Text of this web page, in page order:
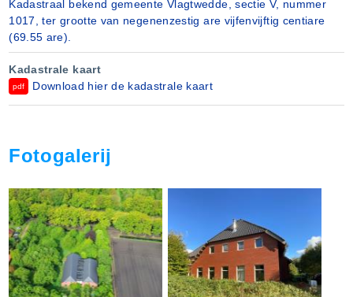
Kadastraal bekend gemeente Vlagtwedde, sectie V, nummer
1017, ter grootte van negenenzestig are vijfenvijftig centiare
(69.55 are).
Kadastrale kaart
pdf Download hier de kadastrale kaart
Fotogalerij